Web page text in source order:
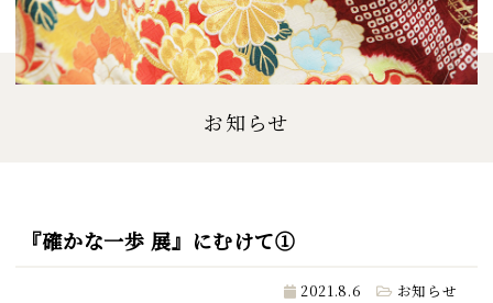
お知らせ
『確かな一歩 展』にむけて①
2021.8.6 お知らせ